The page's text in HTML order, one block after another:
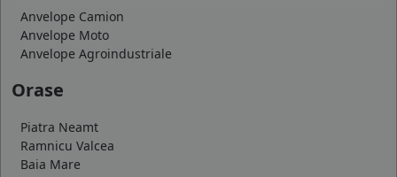
Anvelope Camion
Anvelope Moto
Anvelope Agroindustriale
Orase
Piatra Neamt
Ramnicu Valcea
Baia Mare